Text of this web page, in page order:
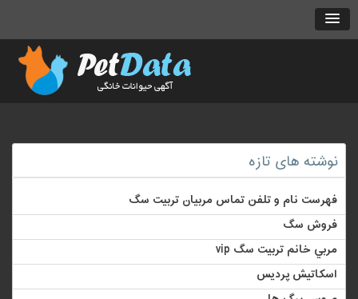
نوشته های تازه
فهرست نام و تلفن تماس مربیان تربیت سگ
فروش سگ
مربي خانم تربيت سگ vip
اسکاتیش پردیس